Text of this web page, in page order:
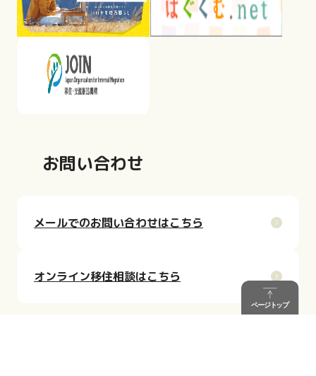
お問い合わせ
メールでのお問い合わせはこちら
オンライン移住相談はこちら